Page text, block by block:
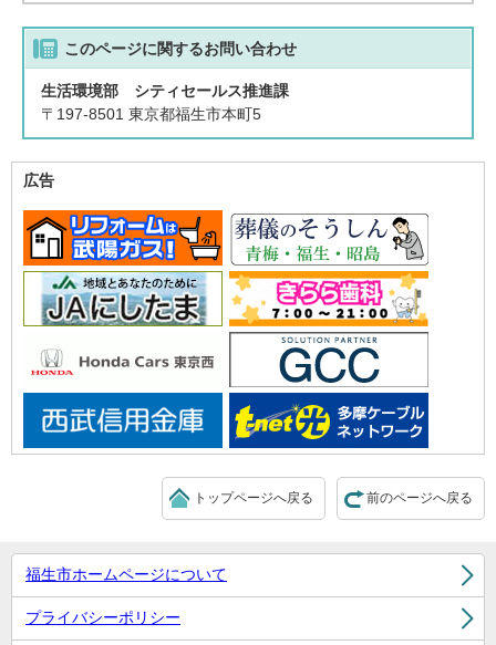
このページに関するお問い合わせ
生活環境部 シティセールス推進課
〒197-8501 東京都福生市本町5
広告
前のページへ戻る
トップページへ戻る
福生市ホームページについて
プライバシーポリシー